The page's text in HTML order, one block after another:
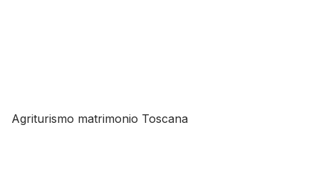
Agriturismo matrimonio Toscana